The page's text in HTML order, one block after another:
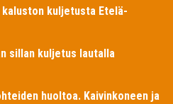
kuljetusta Etelä-
sillan kuljetus lautalla
huoltoa. Kaivinkoneen ja